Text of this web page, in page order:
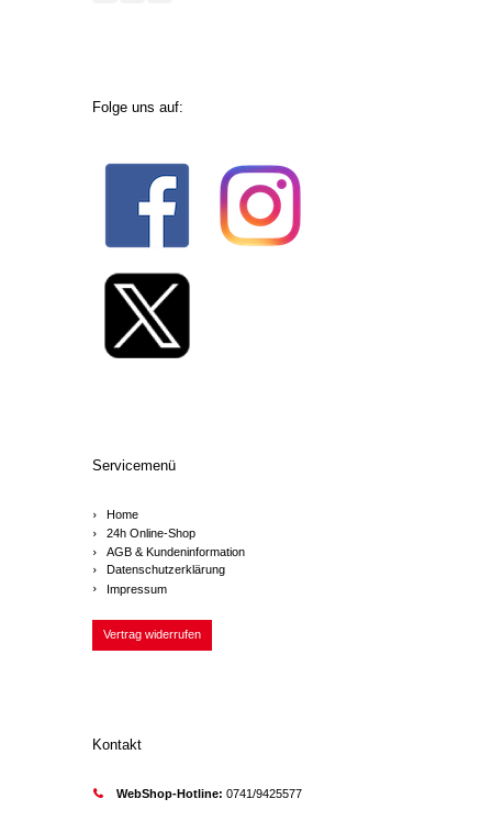
Folge uns auf:
Servicemenü
Home
24h Online-Shop
AGB & Kundeninformation
Datenschutzerklärung
Impressum
Vertrag widerrufen
Kontakt
WebShop-Hotline: 0741/9425577